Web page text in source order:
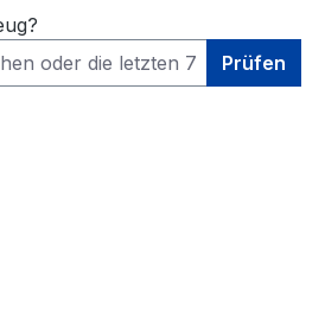
Prüfen